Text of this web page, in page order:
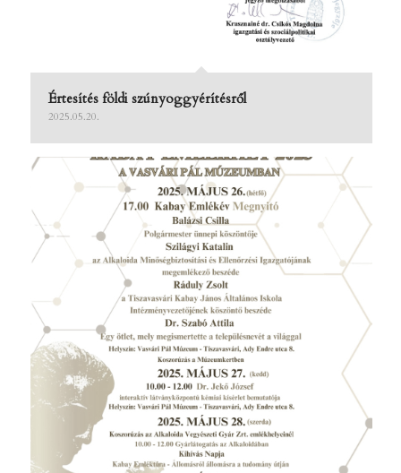
Értesítés földi szúnyoggyérítésről
2025.05.20.